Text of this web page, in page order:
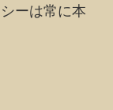
ーは常に本